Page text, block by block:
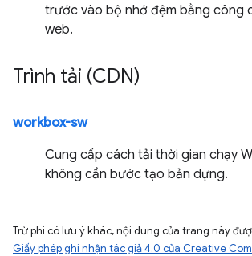
trước vào bộ nhớ đệm bằng công
web.
Trình tải (CDN)
workbox-sw
Cung cấp cách tải thời gian chạy
không cần bước tạo bản dựng.
Trừ phi có lưu ý khác, nội dung của trang này
Giấy phép ghi nhận tác giả 4.0 của Creative